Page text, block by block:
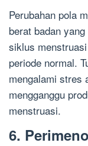
Perubahan pola
berat badan
siklus
periode normal.
mengalami stres
mengganggu
menstruasi.
6.